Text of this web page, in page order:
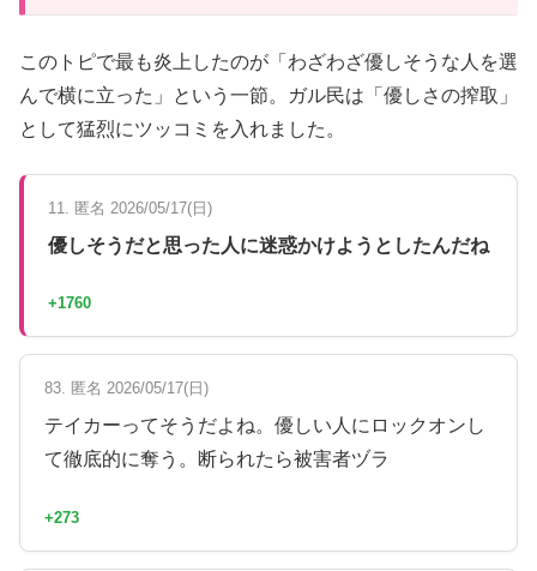
このトピで最も炎上したのが「わざわざ優しそうな人を選
んで横に立った」という一節。ガル民は「優しさの搾取」
として猛烈にツッコミを入れました。
11. 匿名 2026/05/17(日)
優しそうだと思った人に迷惑かけようとしたんだね
+1760
83. 匿名 2026/05/17(日)
テイカーってそうだよね。優しい人にロックオンし
て徹底的に奪う。断られたら被害者ヅラ
+273